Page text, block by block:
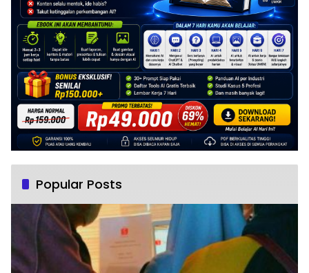
Popular Posts